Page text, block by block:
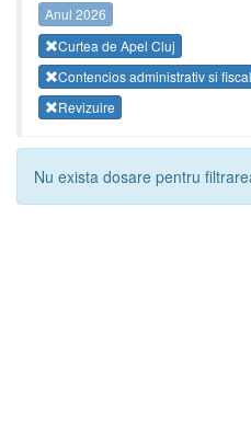
Anul 2026
Curtea de Apel Cluj
Contencios administrativ si fiscal
Revizuire
Nu exista dosare pentru